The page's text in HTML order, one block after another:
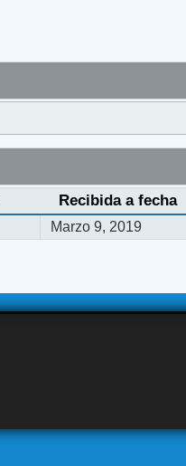
Recibida a fecha
Marzo 9, 2019